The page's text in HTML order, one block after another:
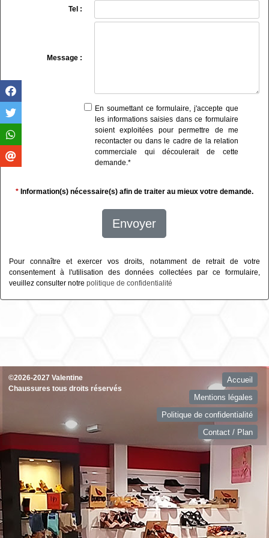
Tel :
Message :
En soumettant ce formulaire, j'accepte que
les informations saisies dans ce formulaire
soient exploitées pour permettre de me
recontacter ou dans le cadre de la relation
commerciale qui découlerait de cette
demande.*
* Information(s) nécessaire(s) afin de traiter au mieux votre demande.
Envoyer
Pour connaître et exercer vos droits, notamment de retrait de votre
consentement à l'utilisation des données collectées par ce formulaire,
veuillez consulter notre politique de confidentialité
©2026-2027 Valentine
Chaussures tous droits réservés
Accueil
Mentions légales
Politique de confidentialité
Contact / Plan